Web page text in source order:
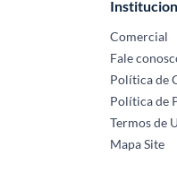
Comercial
Fale
Política de
Política de
Termos de
Mapa Site